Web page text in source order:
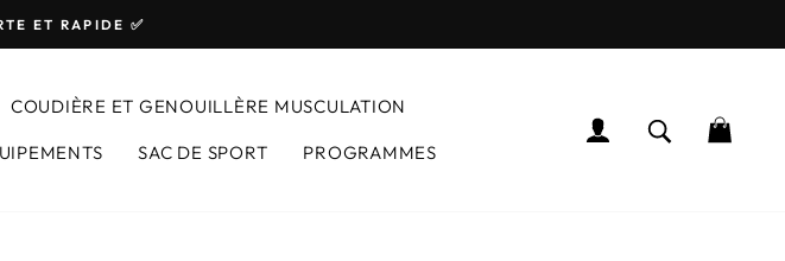
ET RAPIDE ✅
COUDIÈRE ET GENOUILLÈRE MUSCULATION
SAC DE SPORT PROGRAMMES
SE CONNECTER